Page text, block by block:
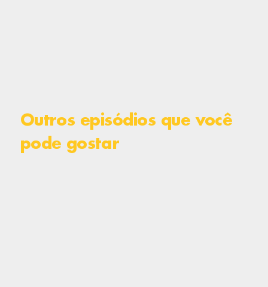
Outros episódios que você
pode gostar